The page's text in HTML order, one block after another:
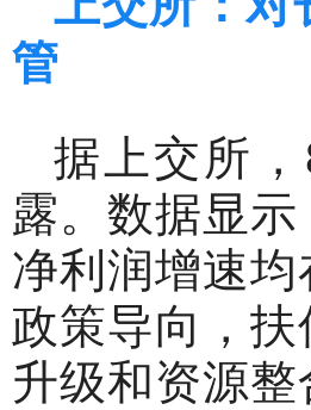
管
据上交所
露。数据显
净利润增速
政策导向，
升级和资源